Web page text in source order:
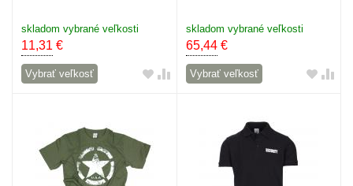
skladom vybrané veľkosti
11,31 €
Vybrať veľkosť
skladom vybrané veľkosti
65,44€
Vybrať veľkosť